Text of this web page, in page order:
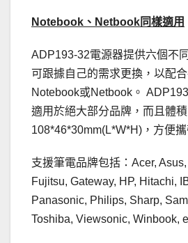
Notebook、Netbook同樣適用
ADP193-32電源器提供六個不
可跟據自己的需求更換，以配
Notebook或Netbook。
適用於絕大部分品牌，而且體
108*46*30mm(L*W*H)，方便攜
支援筆電品牌包括：Acer,
Fujitsu, Gateway, HP, Hitachi,
Panasonic, Philips, Sharp,
Toshiba, Viewsonic,